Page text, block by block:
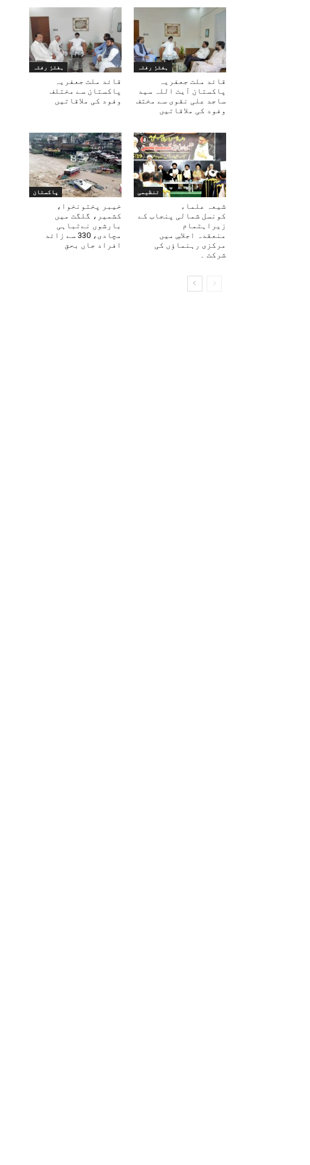
ہفتۂِ رفتہ
قائد ملت جعفریہ
پاکستان آیت اللہ سید
ساجد علی نقوی سے مختف
وفود کی ملاقاتیں
ہفتۂِ رفتہ
قائد ملت جعفریہ
پاکستان سے مختلف
وفود کی ملاقاتیں
تنظیمی
شیعہ علماء
کونسل شمالی پنجاب کے
زیراہتمام
منعقدہ اجلاسِ میں
مرکزی رہنماؤں کی
شرکت ۔
پاکستان
خیبر پختونخوا،
کشمیر، گلگت میں
بارشوں نےتباہی
مچادی، 330 سے زائد
افراد جاں بحق